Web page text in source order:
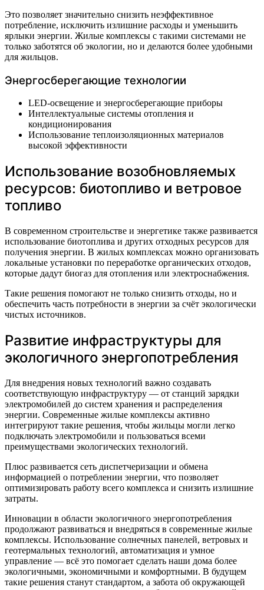
Это позволяет значительно снизить неэффективное
потребление, исключить излишние расходы и уменьшить
ярлыки энергии. Жилые комплексы с такими системами не
только заботятся об экологии, но и делаются более удобными
для жильцов.
Энергосберегающие технологии
LED-освещение и энергосберегающие приборы
Интеллектуальные системы отопления и
кондиционирования
Использование теплоизоляционных материалов
высокой эффективности
Использование возобновляемых
ресурсов: биотопливо и ветровое
топливо
В современном строительстве и энергетике также развивается
использование биотоплива и других отходных ресурсов для
получения энергии. В жилых комплексах можно организовать
локальные установки по переработке органических отходов,
которые дадут биогаз для отопления или электроснабжения.
Такие решения помогают не только снизить отходы, но и
обеспечить часть потребности в энергии за счёт экологически
чистых источников.
Развитие инфраструктуры для
экологичного энергопотребления
Для внедрения новых технологий важно создавать
соответствующую инфраструктуру — от станций зарядки
электромобилей до систем хранения и распределения
энергии. Современные жилые комплексы активно
интегрируют такие решения, чтобы жильцы могли легко
подключать электромобили и пользоваться всеми
преимуществами экологических технологий.
Плюс развивается сеть диспетчеризации и обмена
информацией о потреблении энергии, что позволяет
оптимизировать работу всего комплекса и снизить излишние
затраты.
Инновации в области экологичного энергопотребления
продолжают развиваться и внедряться в современные жилые
комплексы. Использование солнечных панелей, ветровых и
геотермальных технологий, автоматизация и умное
управление — всё это помогает сделать наши дома более
экологичными, экономичными и комфортными. В будущем
такие решения станут стандартом, а забота об окружающей